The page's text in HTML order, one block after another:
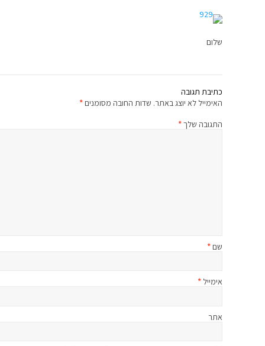
שלום
כתיבת תגובה
האימייל לא יוצג באתר. שדות החובה מסומנים*
התגובה שלך*
שם*
אימייל *
אתר